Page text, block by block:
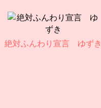
絶対ふんわり宣言 ゆずき